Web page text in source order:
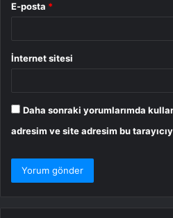
E-posta *
İnternet sitesi
Daha sonraki yorumlarımda
adresim ve site adresim bu